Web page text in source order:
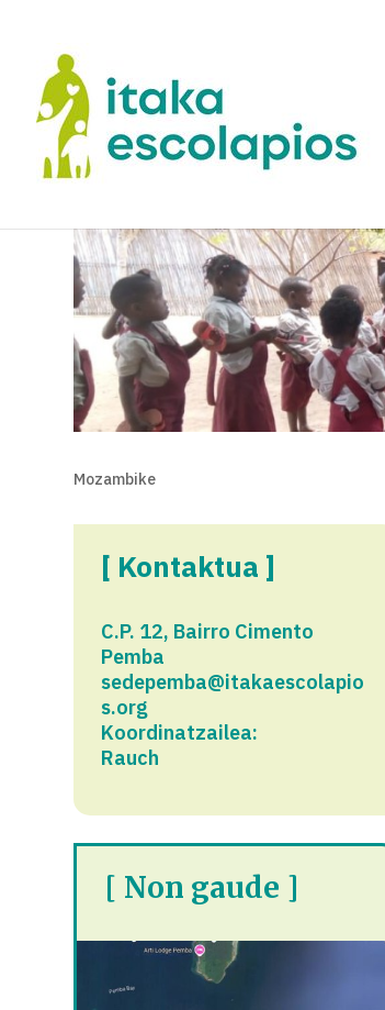
Mozambike
[ Kontaktua ]
C.P. 12, Bairro Cimento
Pemba
sedepemba@itakaescolapio
s.org
Koordinatzailea:
Rauch
[ Non gaude ]